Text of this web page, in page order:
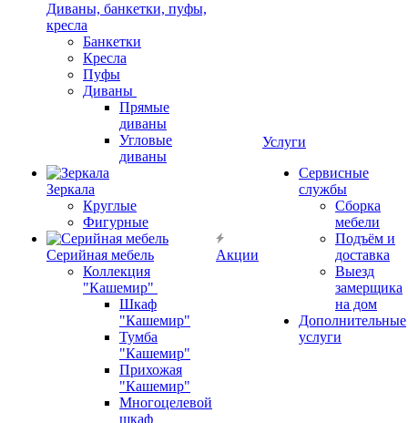
Диваны, банкетки, пуфы,
кресла
Банкетки
Кресла
Пуфы
Диваны
Прямые
диваны
Угловые
диваны
Зеркала
Круглые
Фигурные
Серийная мебель
Коллекция
"Кашемир"
Шкаф
"Кашемир"
Тумба
"Кашемир"
Прихожая
"Кашемир"
Многоцелевой
шкаф
Акции
Услуги
Сервисные
службы
Сборка
мебели
Подъём и
доставка
Выезд
замерщика
на дом
Дополнительные
услуги